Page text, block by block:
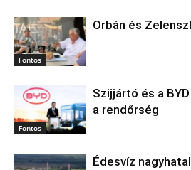
Fontos
Orbán és
Fontos
Szijjártó és a
a rendőrség
Édesvíz